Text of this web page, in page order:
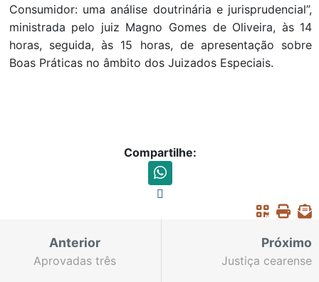
Consumidor: uma análise doutrinária e jurisprudencial”,
ministrada pelo juiz Magno Gomes de Oliveira, às 14
horas, seguida, às 15 horas, de apresentação sobre
Boas Práticas no âmbito dos Juizados Especiais.
Compartilhe:
Anterior
Aprovadas três
Próximo
Justiça cearense